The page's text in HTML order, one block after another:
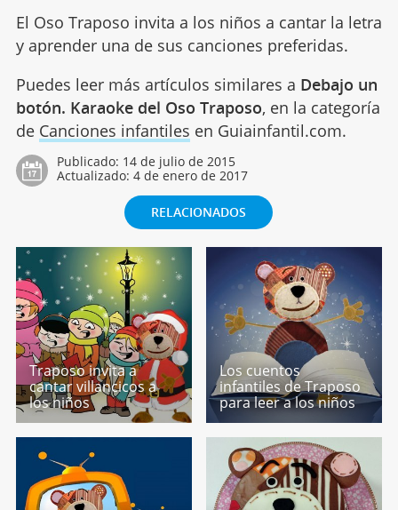
El Oso Traposo invita a los niños a cantar la letra
y aprender una de sus canciones preferidas.
Puedes leer más artículos similares a Debajo un
botón. Karaoke del Oso Traposo, en la categoría
de Canciones infantiles en Guiainfantil.com.
Publicado: 14 de julio de 2015
Actualizado: 4 de enero de 2017
RELACIONADOS
Traposo invita a
cantar villancicos a
los niños
Los cuentos
infantiles de Traposo
para leer a los niños